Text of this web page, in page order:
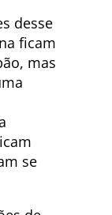
desse
ficam
mas
se